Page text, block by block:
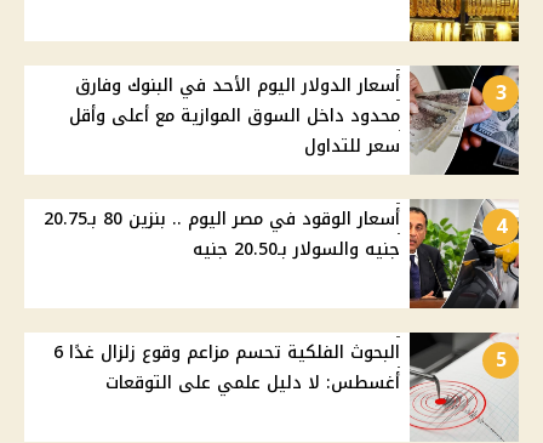
3
أسعار الدولار اليوم الأحد في البنوك وفارق
محدود داخل السوق الموازية مع أعلى وأقل
سعر للتداول
4
أسعار الوقود في مصر اليوم .. بنزين 80 بـ20.75
جنيه والسولار بـ20.50 جنيه
5
البحوث الفلكية تحسم مزاعم وقوع زلزال غدًا 6
أغسطس: لا دليل علمي على التوقعات